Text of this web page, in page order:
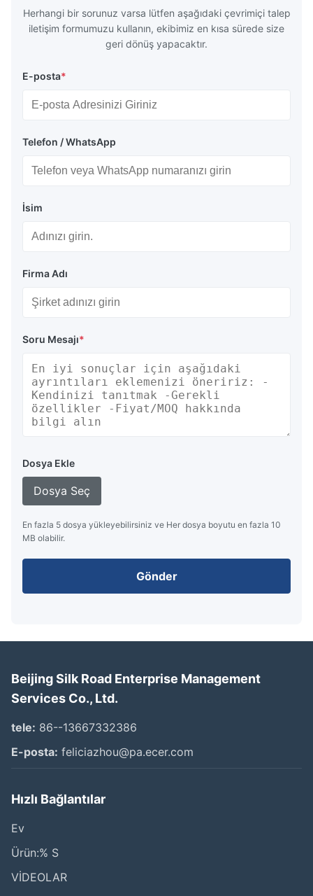
Herhangi bir sorunuz varsa lütfen aşağıdaki çevrimiçi talep
iletişim formumuzu kullanın, ekibimiz en kısa sürede size
geri dönüş yapacaktır.
E-posta*
Telefon / WhatsApp
İsim
Firma Adı
Soru Mesajı*
Dosya Ekle
Dosya Seç
En fazla 5 dosya yükleyebilirsiniz ve Her dosya boyutu en fazla 10
MB olabilir.
Gönder
Beijing Silk Road Enterprise Management
Services Co., Ltd.
tele: 86--13667332386
E-posta: feliciazhou@pa.ecer.com
Hızlı Bağlantılar
Ev
Ürün:% S
VİDEOLAR